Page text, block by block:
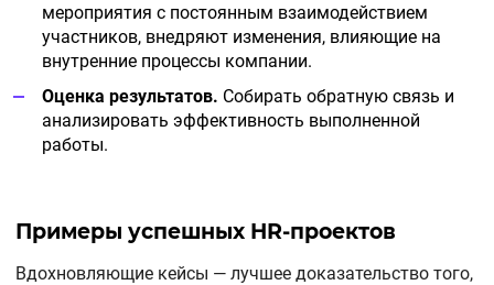
мероприятия с постоянным взаимодействием
участников, внедряют изменения, влияющие на
внутренние процессы компании.
Оценка результатов. Собирать обратную связь и
анализировать эффективность выполненной
работы.
Примеры успешных HR-проектов
Вдохновляющие кейсы — лучшее доказательство того,